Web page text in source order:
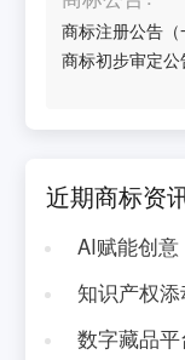
商标注册公告（
商标初步审定公
近期商标资
AI赋能创意
知识产权
数字藏品